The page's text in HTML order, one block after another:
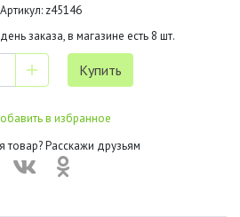
Артикул: z45146
заказа, в магазине есть 8 шт.
в избранное
товар? Расскажи друзьям